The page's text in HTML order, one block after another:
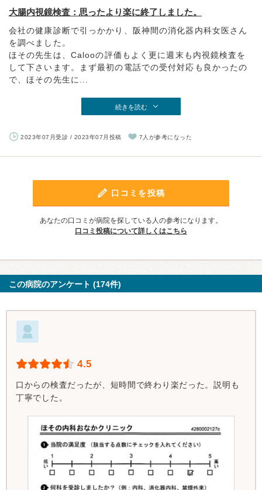
大腸内視鏡検査：思ったより楽に終了しました。
会社の健康診断で引っかかり、阪神間の消化器内科女医さん
を調べました。
ほその先生は、Calooの評価もよく更に週末も内視鏡検査を
して下さいます。まず最初の電話での受付対応も良かったの
で、ほその先生に...
続きを読む
2023年07月受診 / 2023年07月投稿 7人が参考になった
口コミを投稿
あなたの口コミが病院を探している人の参考になります。
口コミ投稿について詳しくはこちら
この病院のアンケート (174件)
4.5
口からの検査だったが、短時間で終わり楽だった。説明も
丁寧でした。